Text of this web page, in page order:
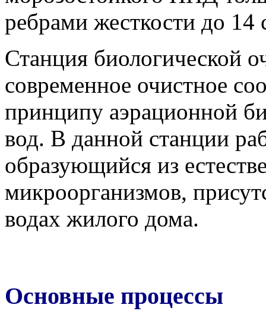
ребрами жесткости до 14
Станция биологической
современное очистное
принципу аэрационной
вод. В данной станции
образующийся из
микроорганизмов,
водах жилого дома.
Основные процессы